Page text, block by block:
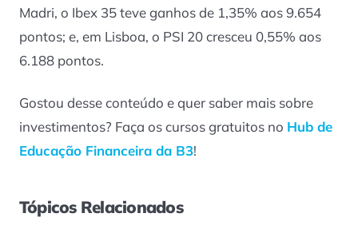
Madri, o Ibex 35 teve ganhos de 1,35% aos 9.654
pontos; e, em Lisboa, o PSI 20 cresceu 0,55% aos
6.188 pontos.
Gostou desse conteúdo e quer saber mais sobre
investimentos? Faça os cursos gratuitos no Hub de
Educação Financeira da B3!
Tópicos Relacionados